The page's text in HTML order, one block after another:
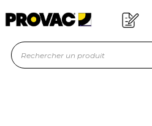
Offre de bienvenue :
En savoir